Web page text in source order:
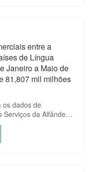
entre a
de Língua
Janeiro a Maio de
81,807 mil milhões
os dados de
Serviços da Alfândega
se na tabela
comerciais entre
de Língua